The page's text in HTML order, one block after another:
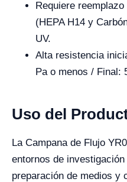
Requiere
(HEPA H14 y
UV.
Alta resistencia
Pa o menos / Final:
Uso del
La Campana de Flujo
entornos de
preparación de medios y